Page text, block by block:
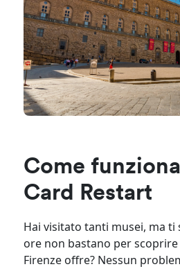
Come
Card Restart
Hai visitato tanti musei, ma ti
ore non bastano per
Firenze offre? Nessun